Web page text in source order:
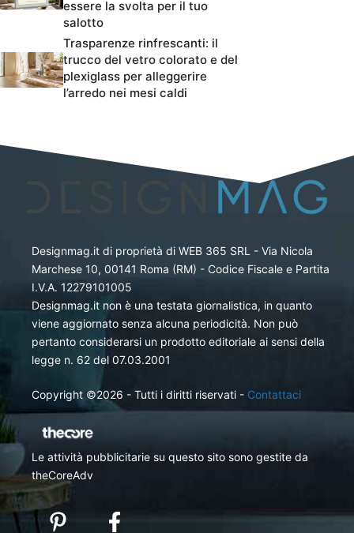
essere la svolta per il tuo
salotto
Trasparenze rinfrescanti: il
trucco del vetro colorato e del
plexiglass per alleggerire
l’arredo nei mesi caldi
Designmag.it di proprietà di WEB 365 SRL - Via Nicola
Marchese 10, 00141 Roma (RM) - Codice Fiscale e Partita
I.V.A. 12279101005
Designmag.it non è una testata giornalistica, in quanto
viene aggiornato senza alcuna periodicità. Non può
pertanto considerarsi un prodotto editoriale ai sensi della
legge n. 62 del 07.03.2001
Copyright ©2026 - Tutti i diritti riservati - Contattaci
Le attività pubblicitarie su questo sito sono gestite da
theCoreAdv